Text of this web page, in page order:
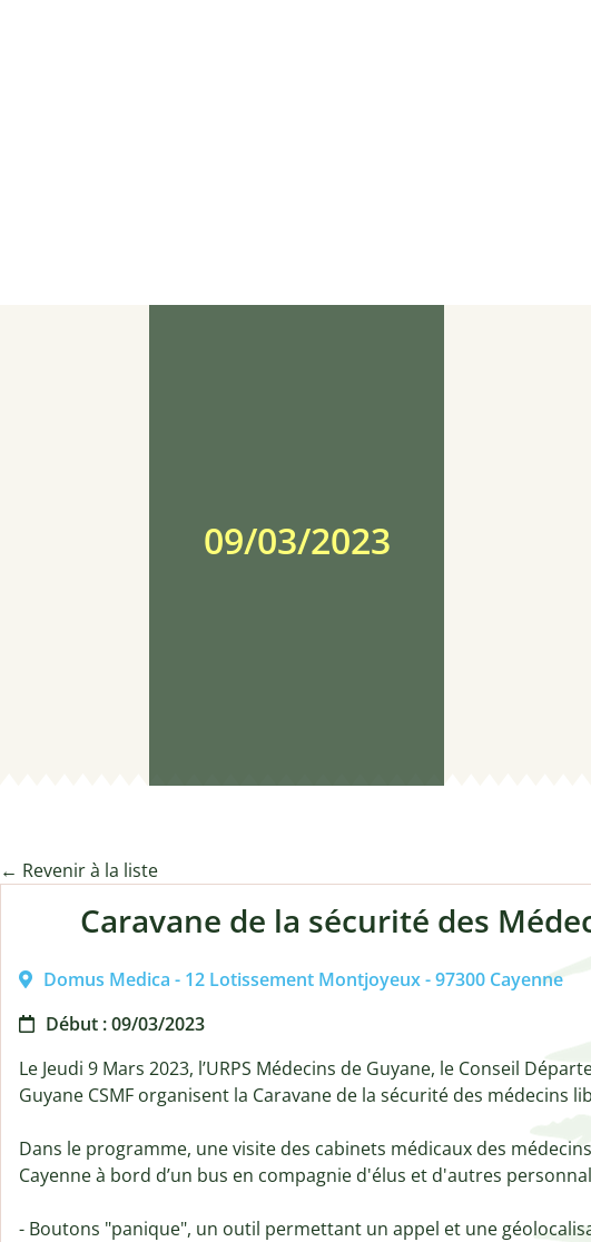
09/03/2023
← Revenir à la liste
Caravane de la sécurité des
Domus Medica - 12 Lotissement Montjoyeux - 97300 Cayenne
Début : 09/03/2023
Le Jeudi 9 Mars 2023, l’URPS Médecins de Guyane, le Conseil
Guyane CSMF organisent la Caravane de la sécurité des médecins
Dans le programme, une visite des cabinets médicaux des
Cayenne à bord d’un bus en compagnie d'élus et d'autres
- Boutons "panique", un outil permettant un appel et une